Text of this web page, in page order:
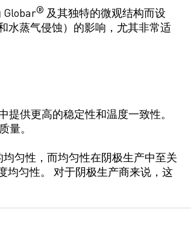
Globar® 及其独特的微观结构而设
水蒸气侵蚀）的影响， 尤其非常适
提供更高的稳定性和温度一致性。
。
匀性，而均匀性在阴极生产中至关
均匀性。
对于阴极生产商来说，这